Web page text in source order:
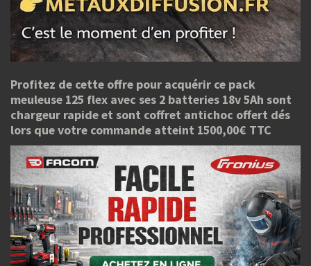
Profitez de cette offre pour acquérir ce pack
meuleuse 125 flex avec ses 2 batteries 18v 5Ah sont
chargeur rapide et sont coffret antichoc offert dés
lors que votre commande atteint 1500,00€ TTC